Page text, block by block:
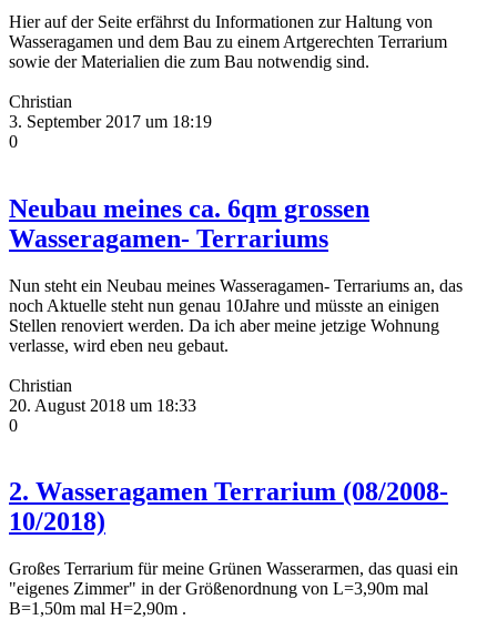
Hier auf der Seite erfährst du Informationen zur Haltung von
Wasseragamen und dem Bau zu einem Artgerechten Terrarium
sowie der Materialien die zum Bau notwendig sind.
Christian
3. September 2017 um 18:19
0
Neubau meines ca. 6qm grossen
Wasseragamen- Terrariums
Nun steht ein Neubau meines Wasseragamen- Terrariums an, das
noch Aktuelle steht nun genau 10Jahre und müsste an einigen
Stellen renoviert werden. Da ich aber meine jetzige Wohnung
verlasse, wird eben neu gebaut.
Christian
20. August 2018 um 18:33
0
2. Wasseragamen Terrarium (08/2008-
10/2018)
Großes Terrarium für meine Grünen Wasserarmen, das quasi ein
"eigenes Zimmer" in der Größenordnung von L=3,90m mal
B=1,50m mal H=2,90m .